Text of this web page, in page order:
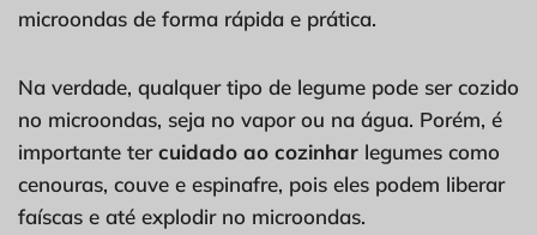
microondas de forma rápida e prática.
Na verdade, qualquer tipo de legume pode ser cozido
no microondas, seja no vapor ou na água. Porém, é
importante tercuidado ao cozinhar legumes como
cenouras, couve e espinafre, pois eles podem liberar
faíscas e até explodir no microondas.